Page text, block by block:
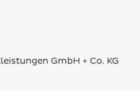
GmbH + Co. KG